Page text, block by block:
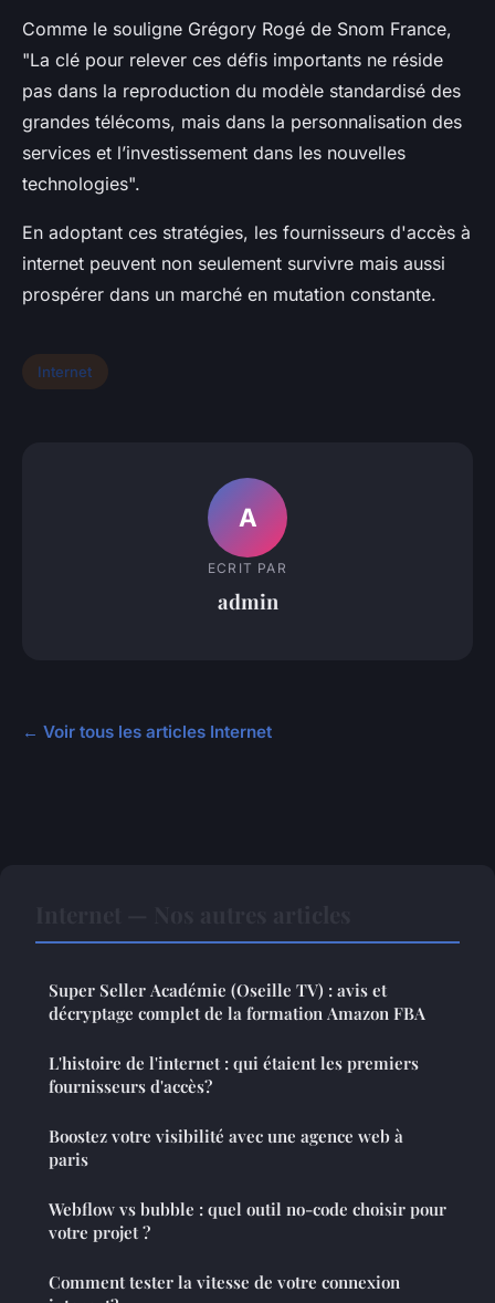
Comme le souligne Grégory Rogé de Snom France,
"La clé pour relever ces défis importants ne réside
pas dans la reproduction du modèle standardisé des
grandes télécoms, mais dans la personnalisation des
services et l’investissement dans les nouvelles
technologies".
En adoptant ces stratégies, les fournisseurs d'accès à
internet peuvent non seulement survivre mais aussi
prospérer dans un marché en mutation constante.
Internet
A
ECRIT PAR
admin
← Voir tous les articles Internet
Super Seller Académie (Oseille TV) : avis et
décryptage complet de la formation Amazon FBA
L'histoire de l'internet : qui étaient les premiers
fournisseurs d'accès?
Boostez votre visibilité avec une agence web à
paris
Webflow vs bubble : quel outil no-code choisir pour
votre projet ?
Comment tester la vitesse de votre connexion